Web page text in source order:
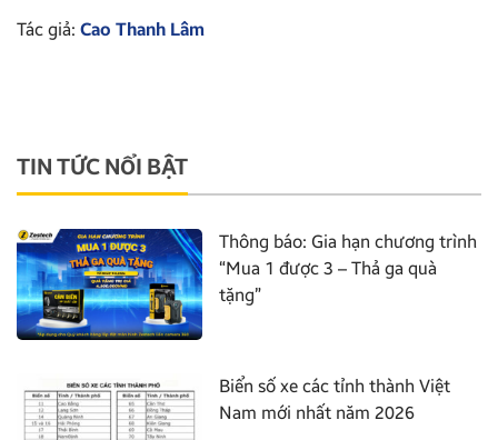
Tác giả: Cao Thanh Lâm
TIN TỨC NỔI BẬT
Thông báo: Gia hạn chương trình
“Mua 1 được 3 – Thả ga quà
tặng”
Biển số xe các tỉnh thành Việt
Nam mới nhất năm 2026